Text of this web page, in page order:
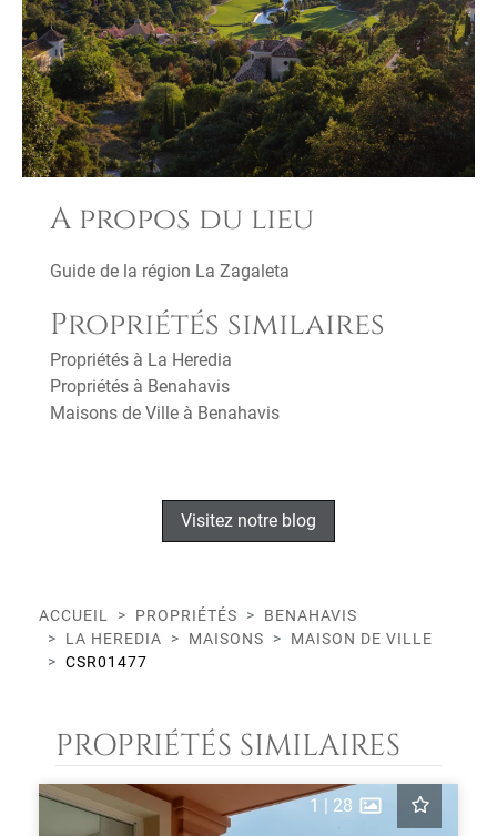
A propos du lieu
Guide de la région La Zagaleta
Propriétés similaires
Propriétés à La Heredia
Propriétés à Benahavis
Maisons de Ville à Benahavis
Visitez notre blog
ACCUEIL PROPRIÉTÉS
BENAHAVIS
LA HEREDIA
MAISONS
MAISON DE VILLE
CSR01477
PROPRIÉTÉS SIMILAIRES
1 | 28